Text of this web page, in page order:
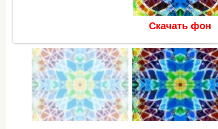
Скачать фон